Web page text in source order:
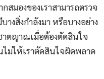
มองของเราสามารถตรวจ
างสิ่งกำลังมา หรือบางอย่าง
าตญาณเมื่อต้องตัดสินใจ
ไม่ให้เราตัดสินใจผิดพลาด